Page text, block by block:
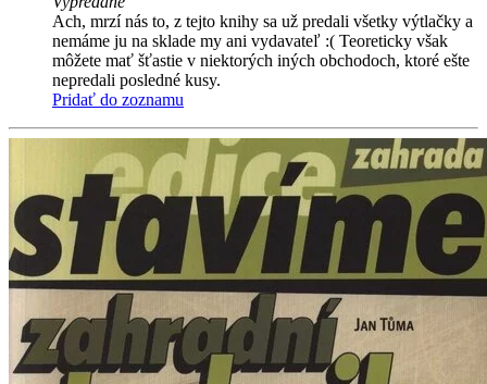
Ach, mrzí nás to, z tejto knihy sa už predali všetky výtlačky a
nemáme ju na sklade my ani vydavateľ :( Teoreticky však
môžete mať šťastie v niektorých iných obchodoch, ktoré ešte
nepredali posledné kusy.
Pridať do zoznamu